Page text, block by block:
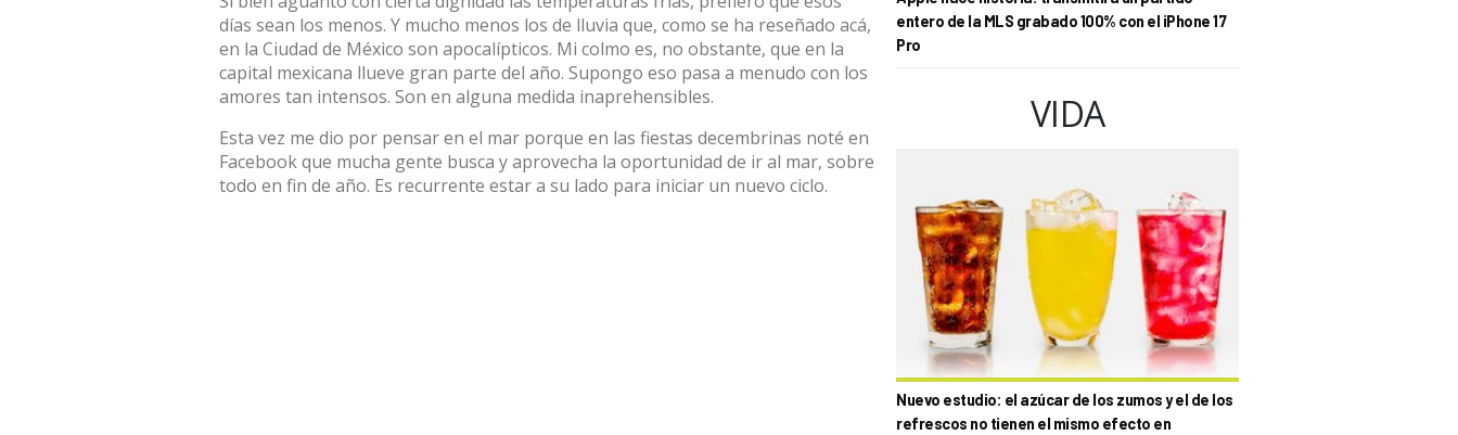
días sean los menos. Y mucho menos los de lluvia que, como se ha reseñado acá,
en la Ciudad de México son apocalípticos. Mi colmo es, no obstante, que en la
capital mexicana llueve gran parte del año. Supongo eso pasa a menudo con los
amores tan intensos. Son en alguna medida inaprehensibles.
Esta vez me dio por pensar en el mar porque en las fiestas decembrinas noté en
Facebook que mucha gente busca y aprovecha la oportunidad de ir al mar, sobre
todo en fin de año. Es recurrente estar a su lado para iniciar un nuevo ciclo.
entero de la MLS grabado 100% con el iPhone 17
Pro
VIDA
Nuevo estudio: el azúcar de los zumos y el de los
refrescos no tienen el mismo efecto en